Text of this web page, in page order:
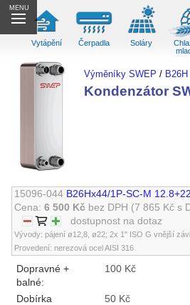
MENU
Vytápění Čerpadla Soláry
Výměníky SWEP / B26H
Kondenzátor
15096-044 B26Hx44/1P-SC-M
Cena:6 500 Kč bez DPH (7 865 Kč s
dostupnost na dotaz
Vývody: pájení ø12,8, ø22; 2x 1" ISO G vnější
Provedení: nerezová ocel AISI 316
Dopravné +
balné:
100 Kč
Dobírka
50 Kč